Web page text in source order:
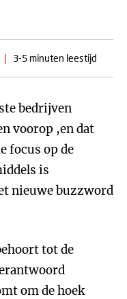
| 3-5 minuten leestijd
bedrijven
voorop ,en dat
focus op de
is
nieuwe buzzword
tot de
om de hoek